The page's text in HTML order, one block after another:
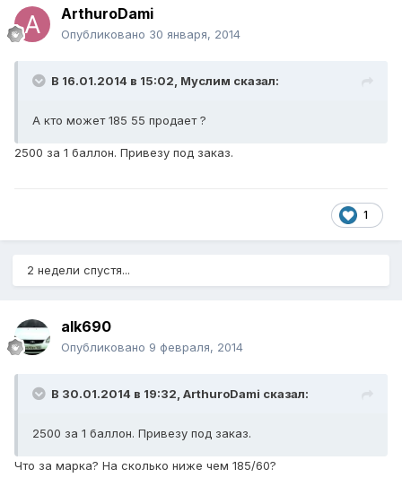
ArthuroDami
Опубликовано 30 января, 2014
В 16.01.2014 в 15:02, Муслим сказал:
А кто может 185 55 продает ?
2500 за 1 баллон. Привезу под заказ.
1
2 недели спустя...
alk690
Опубликовано 9 февраля, 2014
В 30.01.2014 в 19:32, ArthuroDami сказал:
2500 за 1 баллон. Привезу под заказ.
Что за марка? На сколько ниже чем 185/60?